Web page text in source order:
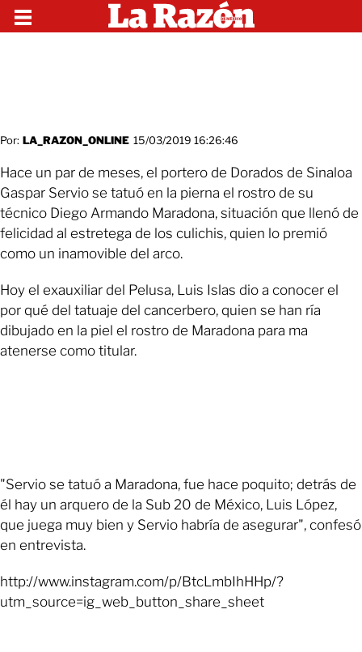
Por: LA_RAZON_ONLINE 15/03/2019 16:26:46
Hace un par de meses, el portero de Dorados de Sinaloa
Gaspar Servio se tatuó en la pierna el rostro de su
técnico Diego Armando Maradona, situación que llenó de
felicidad al estretega de los culichis, quien lo premió
como un inamovible del arco.
Hoy el exauxiliar del Pelusa, Luis Islas dio a conocer el
por qué del tatuaje del cancerbero, quien se han ría
dibujado en la piel el rostro de Maradona para ma
atenerse como titular.
"Servio se tatuó a Maradona, fue hace poquito; detrás de
él hay un arquero de la Sub 20 de México, Luis López,
que juega muy bien y Servio habría de asegurar", confesó
en entrevista.
http://www.instagram.com/p/BtcLmbIhHHp/?
utm_source=ig_web_button_share_sheet